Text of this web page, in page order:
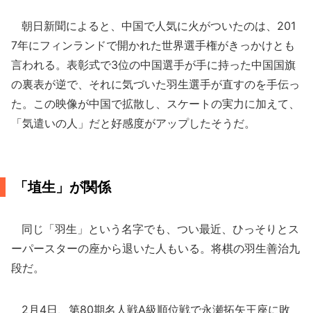
朝日新聞によると、中国で人気に火がついたのは、201
7年にフィンランドで開かれた世界選手権がきっかけとも
言われる。表彰式で3位の中国選手が手に持った中国国旗
の裏表が逆で、それに気づいた羽生選手が直すのを手伝っ
た。この映像が中国で拡散し、スケートの実力に加えて、
「気遣いの人」だと好感度がアップしたそうだ。
「埴生」が関係
同じ「羽生」という名字でも、つい最近、ひっそりとス
ーパースターの座から退いた人もいる。将棋の羽生善治九
段だ。
2月4日、第80期名人戦A級順位戦で永瀬拓矢王座に敗